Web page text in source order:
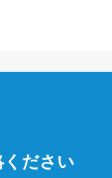
ください